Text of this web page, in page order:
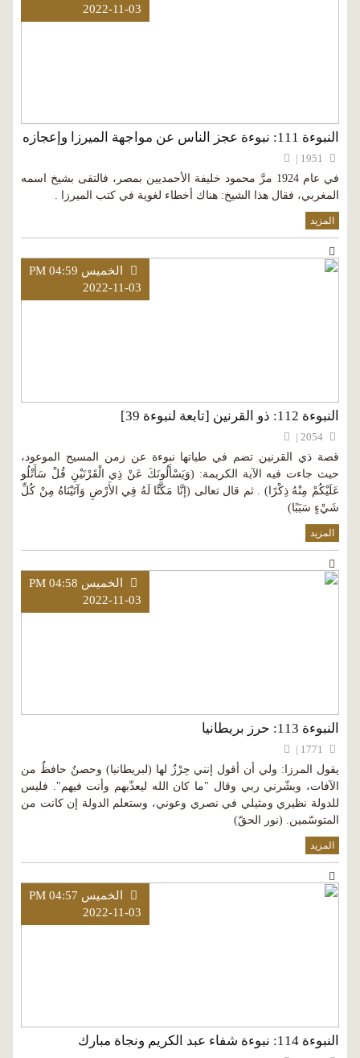
2022-11-03
النبوءة 111: نبوءة عجز الناس عن مواجهة الميرزا وإعجازه
في عام 1924 مرَّ محمود خليفة الأحمديين بمصر، فالتقى بشيخ اسمه
المغربي، فقال هذا الشيخ: هناك أخطاء لغوية في كتب الميرزا .
المزيد
الخميس PM 04:59
2022-11-03
النبوءة 112: ذو القرنين [تابعة لنبوءة 39]
قصة ذي القرنين تضم في طياتها نبوءة عن زمن المسيح الموعود،
حيث جاءت فيه الآية الكريمة: (وَيَسْأَلُونَكَ عَنْ ذِي الْقَرْنَيْنِ قُلْ سَأَتْلُو
عَلَيْكُمْ مِنْهُ ذِكْرًا) . ثم قال تعالى (إنَّا مَكَّنَّا لَهُ فِي الأَرْضِ وَآتَيْنَاهُ مِنْ كُلِّ
شَيْءٍ سَبَبًا)
المزيد
الخميس PM 04:58
2022-11-03
النبوءة 113: حرز بريطانيا
يقول المرزا: ولي أن أقول إنني حِرْزٌ لها (لبريطانيا) وحصنٌ حافظٌ من
الآفات، وبشّرني ربي وقال "ما كان الله ليعذّبهم وأنت فيهم". فليس
للدولة نظيري ومثيلي في نصري وعوني، وستعلم الدولة إن كانت من
المتوسّمين. (نور الحقّ)
المزيد
الخميس PM 04:57
2022-11-03
النبوءة 114: نبوءة شفاء عبد الكريم ونجاة مبارك